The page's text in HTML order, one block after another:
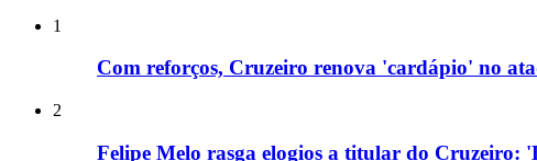
1
Com reforços, Cruzeiro renova 'cardápio' no
2
Felipe Melo rasga elogios a titular do Cruzeiro: